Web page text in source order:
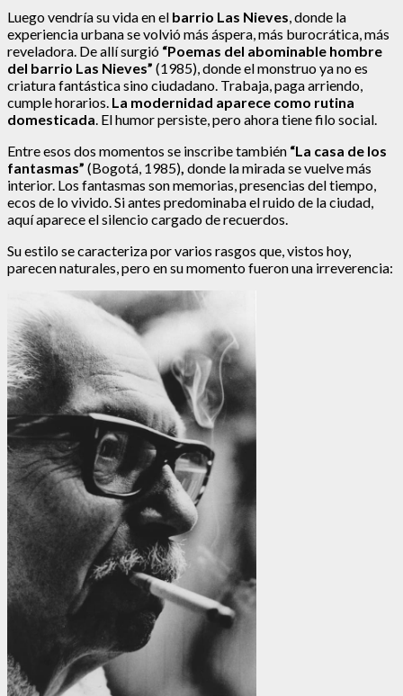
Luego vendría su vida en el barrio Las Nieves , donde la
experiencia urbana se volvió más áspera, más burocrática, más
reveladora. De allí surgió “Poemas del abominable hombre
del barrio Las Nieves” (1985), donde el monstruo ya no es
criatura fantástica sino ciudadano. Trabaja, paga arriendo,
cumple horarios. La modernidad aparece como rutina
domesticada . El humor persiste, pero ahora tiene filo social.
Entre esos dos momentos se inscribe también “La casa de los
fantasmas” (Bogotá, 1985) donde la mirada se vuelve más
interior. Los fantasmas son memorias, presencias del tiempo,
ecos de lo vivido. Si antes predominaba el ruido de la ciudad,
aquí aparece el silencio cargado de recuerdos.
Su estilo se caracteriza por varios rasgos que, vistos hoy,
parecen naturales, pero en su momento fueron una irreverencia: